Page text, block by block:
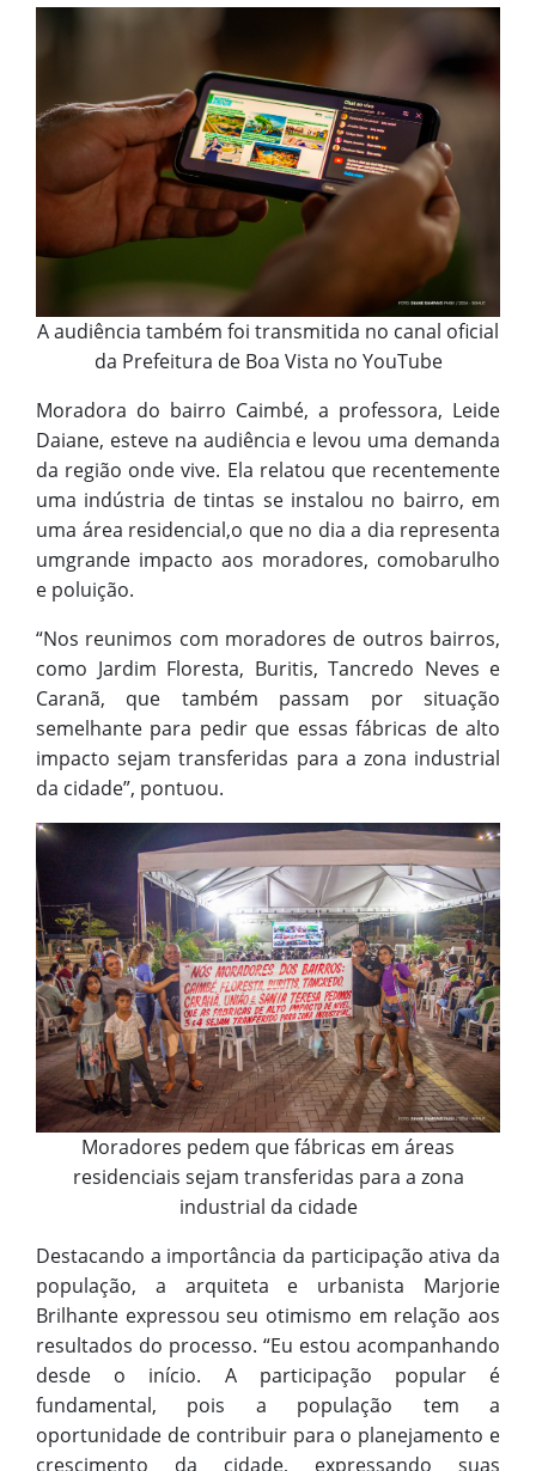
A audiência também foi transmitida no canal oficial
da Prefeitura de Boa Vista no YouTube
Moradora do bairro Caimbé, a professora, Leide
Daiane, esteve na audiência e levou uma demanda
da região onde vive. Ela relatou que recentemente
uma indústria de tintas se instalou no bairro, em
uma área residencial,o que no dia a dia representa
umgrande impacto aos moradores, comobarulho
e poluição.
“Nos reunimos com moradores de outros bairros,
como Jardim Floresta, Buritis, Tancredo Neves e
Caranã, que também passam por situação
semelhante para pedir que essas fábricas de alto
impacto sejam transferidas para a zona industrial
da cidade”, pontuou.
Moradores pedem que fábricas em áreas
residenciais sejam transferidas para a zona
industrial da cidade
Destacando a importância da participação ativa da
população, a arquiteta e urbanista Marjorie
Brilhante expressou seu otimismo em relação aos
resultados do processo. “Eu estou acompanhando
desde o início. A participação popular é
fundamental, pois a população tem a
oportunidade de contribuir para o planejamento e
crescimento da cidade, expressando suas